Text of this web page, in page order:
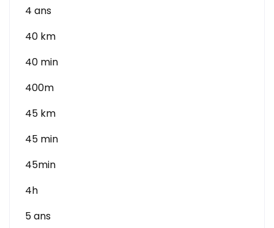
4 ans
40 km
40 min
400m
45 km
45 min
45min
4h
5 ans